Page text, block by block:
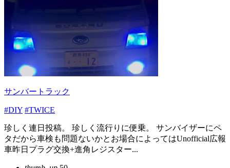
サンバートラック
#DIY #TWICE
珍しく連日投稿。 珍しく流行りに便乗。 サンバイザーにペ
タだから車検も問題ないかとお場合によってはUnofficial広報
車昨日プラグ交換+進角レジスター...